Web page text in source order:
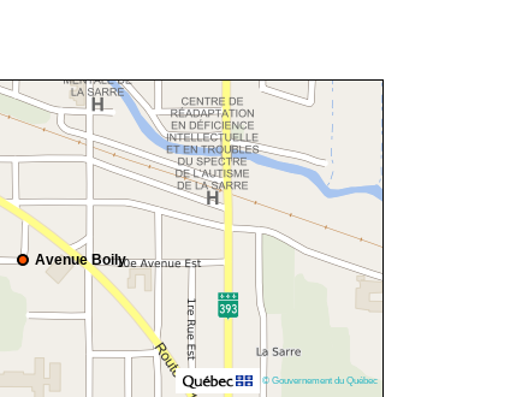
Avenue Boily
© Gouvernement du Québec